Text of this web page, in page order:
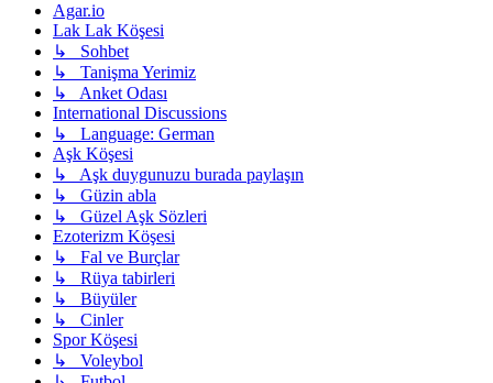
Agar.io
Lak Lak Köşesi
↳ Sohbet
↳ Tanişma Yerimiz
↳ Anket Odası
International Discussions
↳ Language: German
Aşk Köşesi
↳ Aşk duygunuzu burada paylaşın
↳ Güzin abla
↳ Güzel Aşk Sözleri
Ezoterizm Köşesi
↳ Fal ve Burçlar
↳ Rüya tabirleri
↳ Büyüler
↳ Cinler
Spor Köşesi
↳ Voleybol